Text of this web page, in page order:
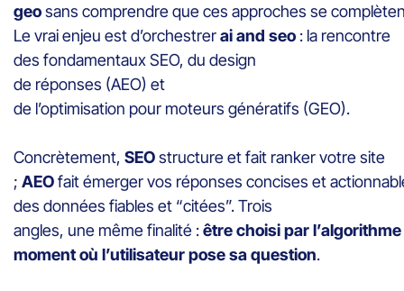
geosans comprendre que ces approches se
Le vrai enjeu est d’orchestrerai and seo : la rencontre
des fondamentaux SEO, du design
de réponses (AEO) et
de l’optimisation pour moteurs génératifs (GEO).
Concrètement, SEOstructure et fait ranker votre site
; AEOfait émerger vos réponses concises et
des données fiables et “citées”. Trois
angles, une même finalité :être choisi par
moment où l’utilisateur pose sa question.